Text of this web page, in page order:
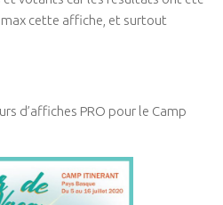
cette affiche, et surtout
d’affiches PRO pour le Camp